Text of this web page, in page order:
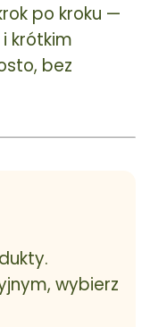
po kroku —
krótkim
bez
wybierz